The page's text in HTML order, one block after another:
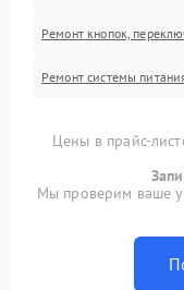
Ремонт кнопок,
Ремонт системы
Цены в прайс-
Мы проверим ваше